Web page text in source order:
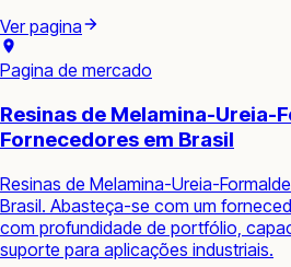
Ver pagina
Pagina de mercado
Resinas de Melamina-Ureia-
Fornecedores em Brasil
Resinas de Melamina-Ureia-
Brasil. Abasteça-se com um
com profundidade de portfólio,
suporte para aplicações industriais.